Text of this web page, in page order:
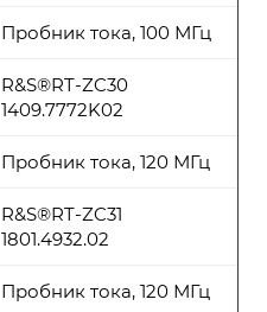
Пробник тока, 100 МГц
R&S®RT-ZC30
1409.7772K02
Пробник тока, 120 МГц
R&S®RT-ZC31
1801.4932.02
Пробник тока, 120 МГц